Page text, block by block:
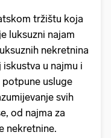
tržištu koja
luksuzni najam
nekretnina
iskustva u najmu i
usluge
svih
od najma za
nekretnine.